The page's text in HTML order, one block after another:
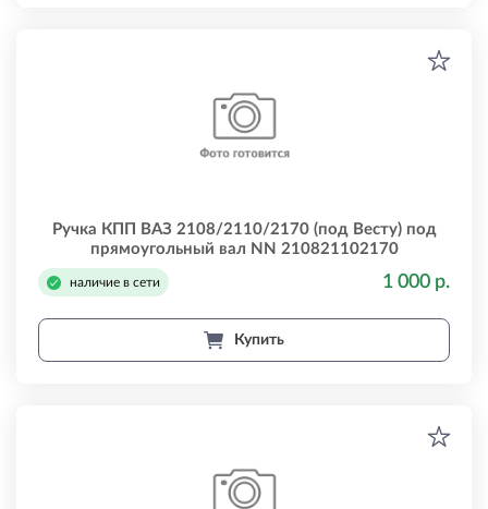
Ручка КПП ВАЗ 2108/2110/2170 (под Весту) под
прямоугольный вал NN 210821102170
наличие в сети 1 000 р.
Купить